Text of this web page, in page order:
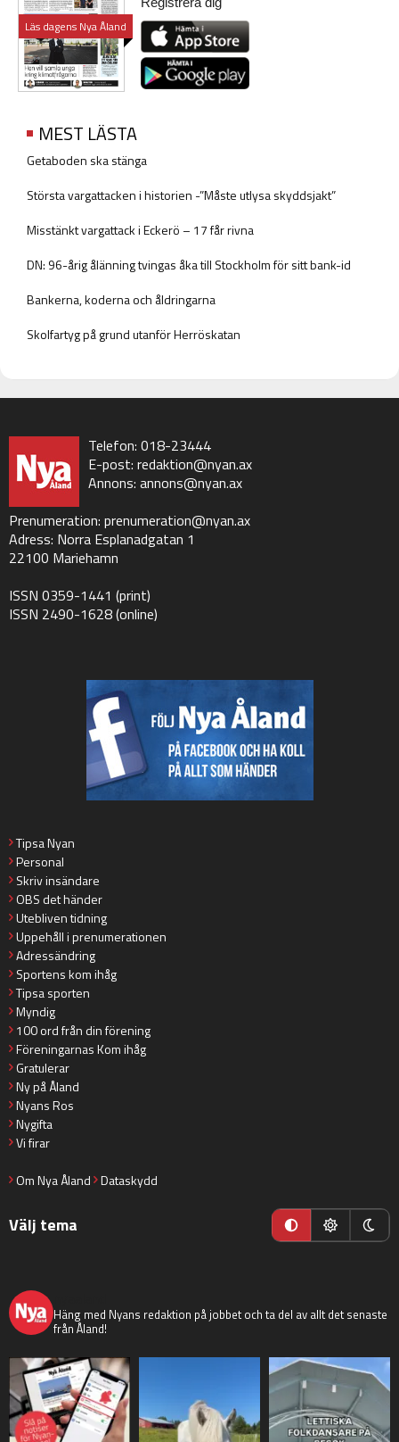
Läs dagens Nya Åland
MEST LÄSTA
Getaboden ska stänga
Största vargattacken i historien -”Måste utlysa skyddsjakt”
Misstänkt vargattack i Eckerö – 17 får rivna
DN: 96-årig ålänning tvingas åka till Stockholm för sitt bank-id
Bankerna, koderna och åldringarna
Skolfartyg på grund utanför Herröskatan
Telefon: 018-23444
E-post: redaktion@nyan.ax
Annons: annons@nyan.ax
Prenumeration: prenumeration@nyan.ax
Adress: Norra Esplanadgatan 1
22100 Mariehamn
ISSN 0359-1441 (print)
ISSN 2490-1628 (online)
Tipsa Nyan
Personal
Skriv insändare
OBS det händer
Utebliven tidning
Uppehåll i prenumerationen
Adressändring
Sportens kom ihåg
Tipsa sporten
Myndig
100 ord från din förening
Föreningarnas Kom ihåg
Gratulerar
Ny på Åland
Nyans Ros
Nygifta
Vi firar
Om Nya Åland Dataskydd
Välj tema
Häng med Nyans redaktion på jobbet och ta del av allt det senaste
från Åland!